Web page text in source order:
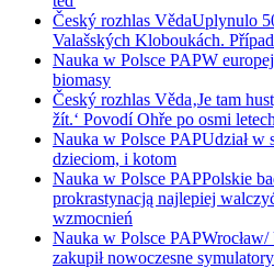
Český rozhlas VědaUplynulo
Valašských Kloboukách.
Nauka w Polsce PAPW
biomasy
Český rozhlas Věda‚Je tam
žít.‘ Povodí Ohře po osmi
Nauka w Polsce PAPUdział w
dzieciom, i kotom
Nauka w Polsce PAPPolskie
prokrastynacją najlepiej
wzmocnień
Nauka w Polsce PAP
zakupił nowoczesne